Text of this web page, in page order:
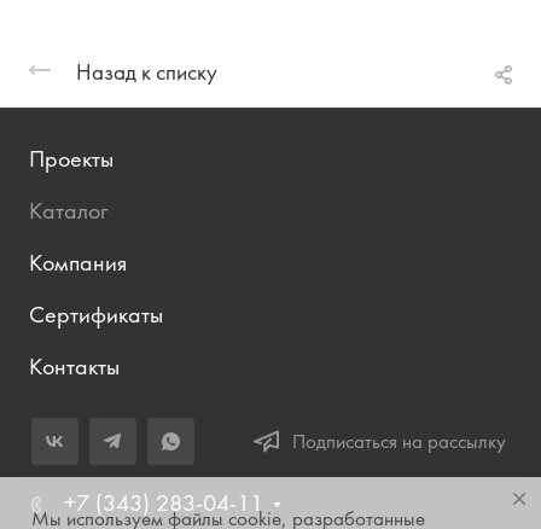
Назад к списку
Проекты
Каталог
Компания
Сертификаты
Контакты
Подписаться на рассылку
+7 (343) 283-04-11
Мы используем файлы cookie, разработанные